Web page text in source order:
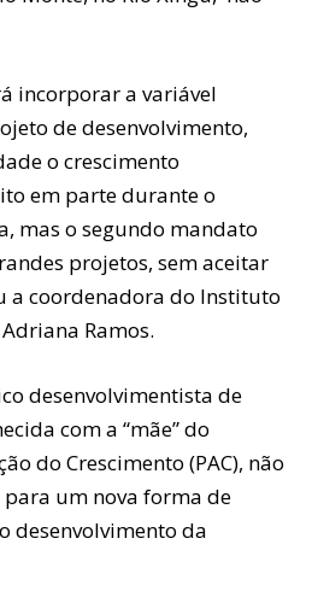
incorporar a variável
de desenvolvimento,
o crescimento
em parte durante o
mas o segundo mandato
projetos, sem aceitar
a coordenadora do Instituto
Ramos.
desenvolvimentista de
com a “mãe” do
do Crescimento (PAC), não
um nova forma de
desenvolvimento da